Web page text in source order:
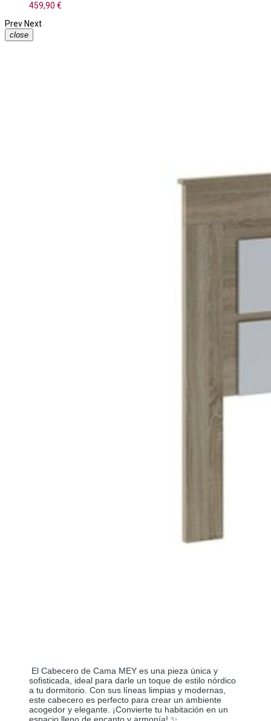
459,90 €
Prev Next
close
El Cabecero de Cama MEY es una pieza única y
sofisticada, ideal para darle un toque de estilo nórdico
a tu dormitorio. Con sus líneas limpias y modernas,
este cabecero es perfecto para crear un ambiente
acogedor y elegante. ¡Convierte tu habitación en un